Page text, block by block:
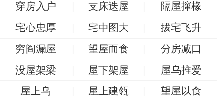
穿房入户
支床迭屋
隔屋撺椽
宅心忠厚
宅中图大
拔宅飞升
穷阎漏屋
望屋而食
分房减口
没屋架梁
屋下架屋
屋乌推爱
屋上乌
屋上建瓴
望屋以食